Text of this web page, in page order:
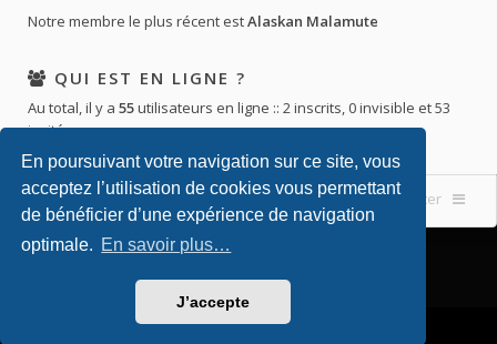
En poursuivant votre navigation sur ce site, vous
acceptez l’utilisation de cookies vous permettant
de bénéficier d’une expérience de navigation
optimale. En savoir plus…
J’accepte
Notre membre le plus récent estAlaskan Malamute
QUI EST EN LIGNE ?
Au total, il y a 55utilisateurs en ligne :: 2 inscrits, 0 invisible et 53
invités
Accueil du forum Nous contacter